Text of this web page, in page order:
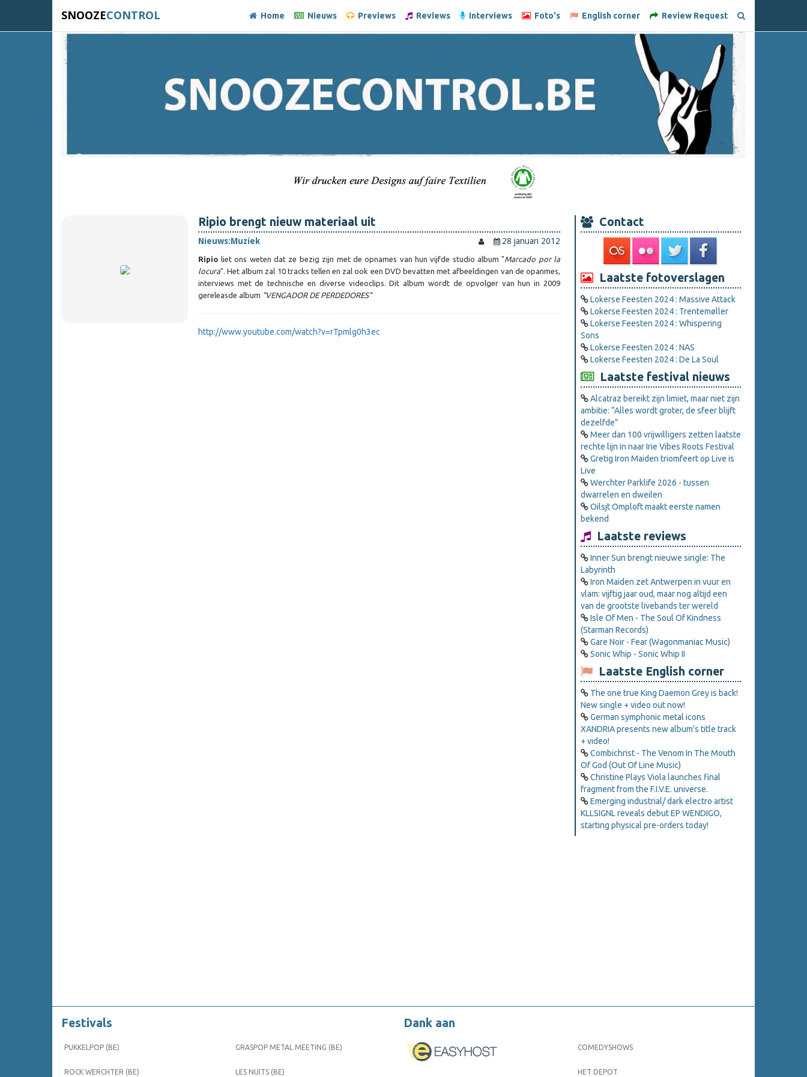
SNOOZECONTROL Home Nieuws Previews Reviews Interviews Foto's English corner Review Request
Ripio brengt nieuw materiaal uit
Nieuws:Muziek 28 januari 2012
Ripio liet ons weten dat ze bezig zijn met de opnames van hun vijfde studio album "Marcado por la
locura". Het album zal 10 tracks tellen en zal ook een DVD bevatten met afbeeldingen van de opanmes,
interviews met de technische en diverse videoclips. Dit album wordt de opvolger van hun in 2009
gereleasde album "VENGADOR DE PERDEDORES"
http://www.youtube.com/watch?v=rTpmlg0h3ec
Contact
Laatste fotoverslagen
Lokerse Feesten 2024 : Massive Attack
Lokerse Feesten 2024 : Trentemøller
Lokerse Feesten 2024 : Whispering
Sons
Lokerse Feesten 2024 : NAS
Lokerse Feesten 2024 : De La Soul
Laatste festival nieuws
Alcatraz bereikt zijn limiet, maar niet zijn
ambitie: “Alles wordt groter, de sfeer blijft
dezelfde”
Meer dan 100 vrijwilligers zetten laatste
rechte lijn in naar Irie Vibes Roots Festival
Gretig Iron Maiden triomfeert op Live is
Live
Werchter Parklife 2026 - tussen
dwarrelen en dweilen
Oilsjt Omploft maakt eerste namen
bekend
Laatste reviews
Inner Sun brengt nieuwe single: The
Labyrinth
Iron Maiden zet Antwerpen in vuur en
vlam: vijftig jaar oud, maar nog altijd een
van de grootste livebands ter wereld
Isle Of Men - The Soul Of Kindness
(Starman Records)
Gare Noir - Fear (Wagonmaniac Music)
Sonic Whip - Sonic Whip II
Laatste English corner
The one true King Daemon Grey is back!
New single + video out now!
German symphonic metal icons
XANDRIA presents new album’s title track
+ video!
Combichrist - The Venom In The Mouth
Of God (Out Of Line Music)
Christine Plays Viola launches final
fragment from the F.I.V.E. universe.
Emerging industrial/ dark electro artist
KLLSIGNL reveals debut EP WENDIGO,
starting physical pre-orders today!
Festivals
PUKKELPOP (BE)
ROCK WERCHTER (BE)
GRASPOP METAL MEETING (BE)
LES NUITS (BE)
Dank aan
COMEDYSHOWS
HET DEPOT